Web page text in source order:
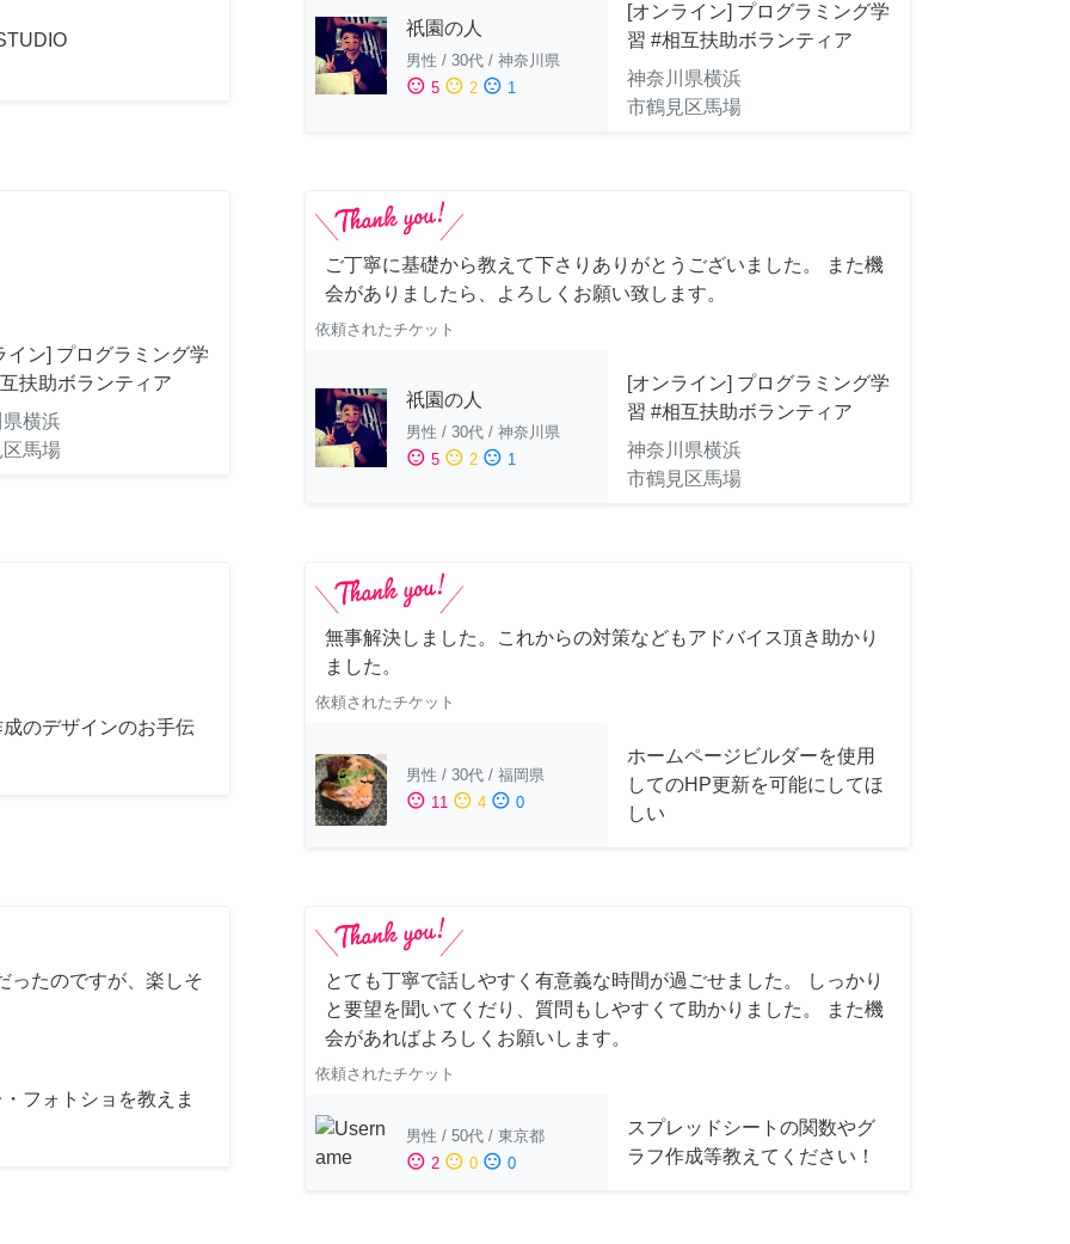
祇園の人
男性 / 30代 / 神奈川県
sentiment_satisfied 5 sentiment_neutral 2 sentiment_dissatisfied 1
[オンライン] プログラミング学
習 #相互扶助ボランティア
神奈川県横浜
市鶴見区馬場
イン] プログラミング学
扶助ボランティア
横浜
馬場
ご丁寧に基礎から教えて下さりありがとうございました。 また機
会がありましたら、よろしくお願い致します。
依頼されたチケット
祇園の人
男性 / 30代 / 神奈川県
sentiment_satisfied 5 sentiment_neutral 2 sentiment_dissatisfied 1
[オンライン] プログラミング学
習 #相互扶助ボランティア
神奈川県横浜
市鶴見区馬場
成のデザインのお手伝
無事解決しました。これからの対策などもアドバイス頂き助かり
ました。
依頼されたチケット
男性 / 30代 / 福岡県
sentiment_satisfied 11 sentiment_neutral 4 sentiment_dissatisfied 0
ホームページビルダーを使用
してのHP更新を可能にしてほ
しい
ったのですが、楽しそ
フォトショを教えま
とても丁寧で話しやすく有意義な時間が過ごせました。 しっかり
と要望を聞いてくだり、質問もしやすくて助かりました。 また機
会があればよろしくお願いします。
依頼されたチケット
男性 / 50代 / 東京都
sentiment_satisfied 2 sentiment_neutral 0 sentiment_dissatisfied 0
スプレッドシートの関数やグ
ラフ作成等教えてください！